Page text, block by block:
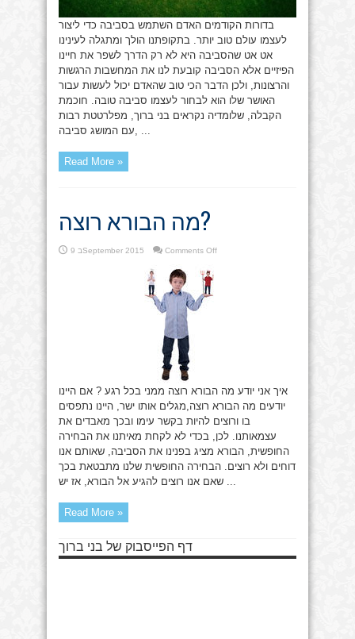
בדורות הקודמים האדם השתמש בסביבה כדי ליצור
לעצמו עולם טוב יותר. בתקופתנו הולך ומתגלה לעינינו
אט אט שהסביבה היא לא רק הדרך לשפר את חיינו
הפיזיים אלא הסביבה קובעת לנו את המחשבות הרגשות
והרצונות, ולכן הדבר הכי טוב שהאדם יכול לעשות עבור
האושר שלו הוא לבחור לעצמו סביבה טובה. חוכמת
הקבלה, שלומדיה נקראים בני ברוך, מפלרטטת רבות
עם המושג סביבה, ...
Read More »
מה הבורא רוצה?
9 בSeptember 2015 Comments Offon
איך אני יודע מה הבורא רוצה ממני בכל רגע ? אם היינו
יודעים מה הבורא רוצה,מגלים אותו ישר, היינו נתפסים
בו ורוצים להיות בקשר עימו ובכך מאבדים את
עצמאותנו. לכן, בכדי לא לקחת מאיתנו את הבחירה
החופשית, הבורא מציג בפנינו את הסביבה, שאותם אנו
דוחים ולא רוצים. הבחירה החופשית שלנו מתבטאת בכך
שאם אנו רוצים להגיע אל הבורא, אז יש ...
Read More »
דף הפייסבוק של בני ברוך